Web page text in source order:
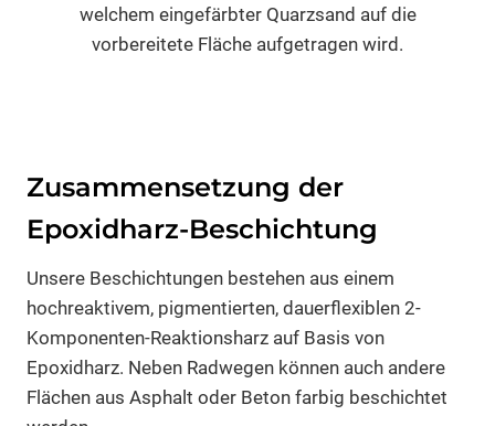
welchem eingefärbter Quarzsand auf die
vorbereitete Fläche aufgetragen wird.
Zusammensetzung der
Epoxidharz-Beschichtung
Unsere Beschichtungen bestehen aus einem
hochreaktivem, pigmentierten, dauerflexiblen 2-
Komponenten-Reaktionsharz auf Basis von
Epoxidharz. Neben Radwegen können auch andere
Flächen aus Asphalt oder Beton farbig beschichtet